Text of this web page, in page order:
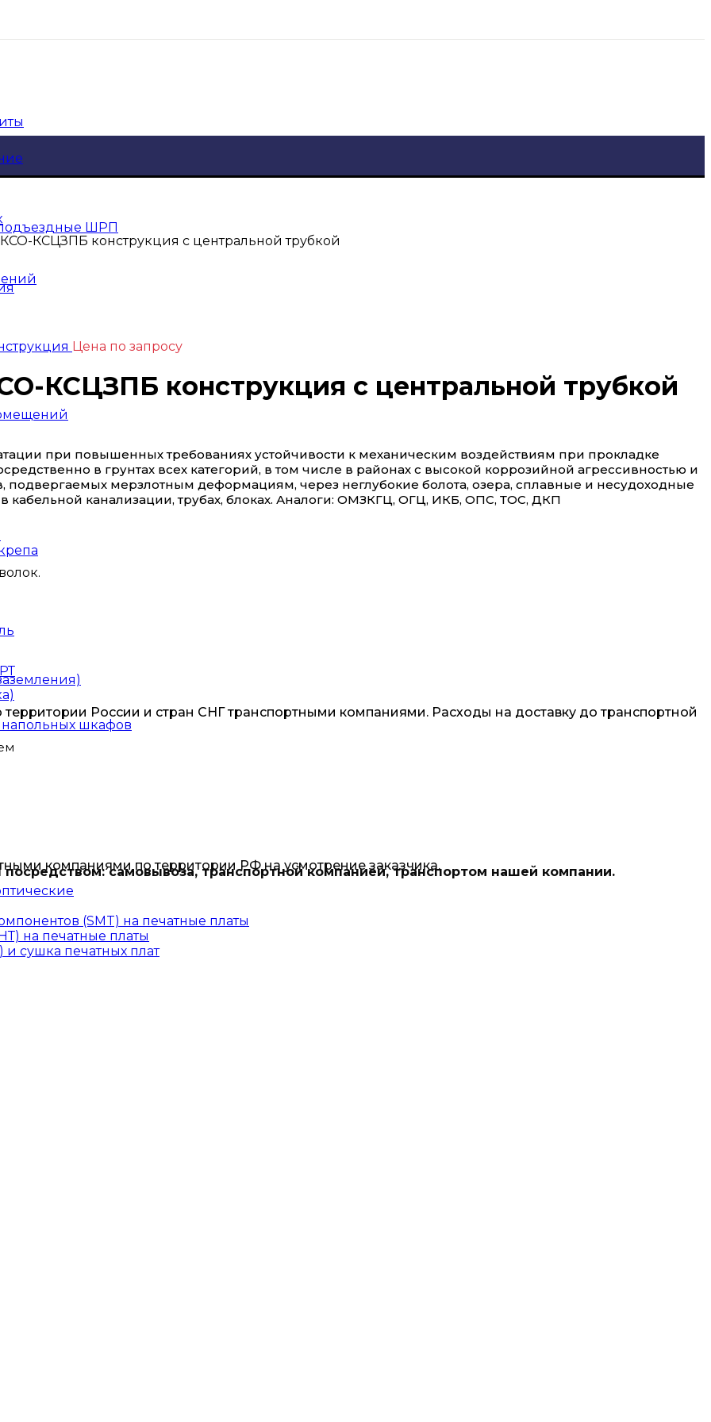
ШРП
напольных шкафов
(SMT) на печатные платы
на печатные платы
сушка печатных плат
КСЦЗПБ конструкция с центральной трубкой
Цена по запросу
КСЦЗПБ конструкция с центральной трубкой
при повышенных требованиях устойчивости к механическим воздействиям при прокладке
в грунтах всех категорий, в том числе в районах с высокой коррозийной агрессивностью и
подвергаемых мерзлотным деформациям, через неглубокие болота, озера, сплавные и несудоходные
кабельной канализации, трубах, блоках. Аналоги: ОМЗКГЦ, ОГЦ, ИКБ, ОПС, ТОС, ДКП
территории России и стран СНГ транспортными компаниями. Расходы на доставку до транспортной
компаниями по территории РФ на усмотрение заказчика.
самовывоза, транспортной компанией, транспортом нашей компании.